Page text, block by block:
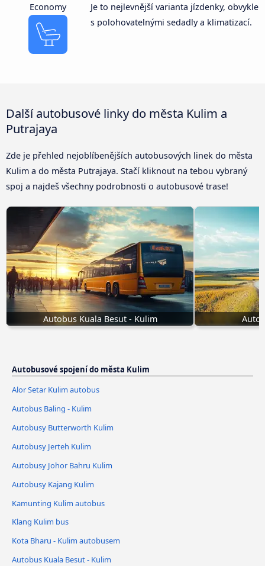
Economy
Je to nejlevnější varianta jízdenky, obvykle
s polohovatelnými sedadly a klimatizací.
Další autobusové linky do města Kulim a
Putrajaya
Zde je přehled nejoblíbenějších autobusových linek do města
Kulim a do města Putrajaya. Stačí kliknout na tebou vybraný
spoj a najdeš všechny podrobnosti o autobusové trase!
Autobus Kuala Besut - Kulim
Autobusové spojení do města Kulim
Alor Setar Kulim autobus
Autobus Baling - Kulim
Autobusy Butterworth Kulim
Autobusy Jerteh Kulim
Autobusy Johor Bahru Kulim
Autobusy Kajang Kulim
Kamunting Kulim autobus
Klang Kulim bus
Kota Bharu - Kulim autobusem
Autobus Kuala Besut - Kulim